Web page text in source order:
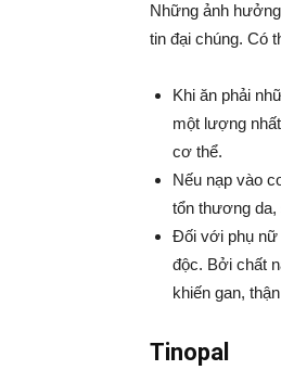
Những ảnh
tin đại chúng. Có
Khi ăn phải
một lượng
cơ thể.
Nếu nạp vào
tổn thương da,
Đối với phụ nữ
độc. Bởi chất
khiến gan,
Tinopal